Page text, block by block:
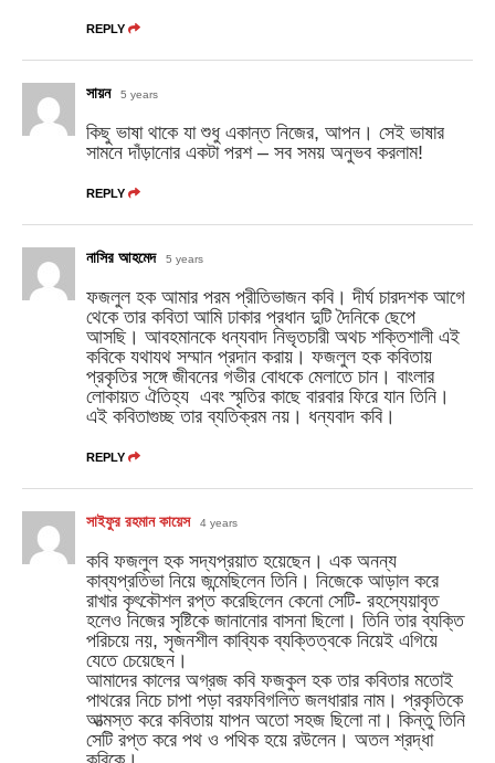
REPLY
সায়ন 5 years
কিছু ভাষা থাকে যা শুধু একান্ত নিজের, আপন। সেই ভাষার
সামনে দাঁড়ানোর একটা পরশ – সব সময় অনুভব করলাম!
REPLY
নাসির আহমেদ 5 years
ফজলুল হক আমার পরম প্রীতিভাজন কবি। দীর্ঘ চারদশক আগে
থেকে তার কবিতা আমি ঢাকার প্রধান দুটি দৈনিকে ছেপে
আসছি। আবহমানকে ধন্যবাদ নিভৃতচারী অথচ শক্তিশালী এই
কবিকে যথাযথ সম্মান প্রদান করায়। ফজলুল হক কবিতায়
প্রকৃতির সঙ্গে জীবনের গভীর বোধকে মেলাতে চান। বাংলার
লোকায়ত ঐতিহ্য ‌ এবং স্মৃতির কাছে বারবার ফিরে যান তিনি।
এই কবিতাগুচ্ছ তার ব্যতিক্রম নয়। ধন্যবাদ কবি।
REPLY
সাইফুর রহমান কায়েস 4 years
কবি ফজলুল হক সদ্যপ্রয়াত হয়েছেন। এক অনন্য
কাব্যপ্রতিভা নিয়ে জন্মেছিলেন তিনি। নিজেকে আড়াল করে
রাখার কৃৎকৌশল রপ্ত করেছিলেন কেনো সেটি- রহস্যেয়াবৃত
হলেও নিজের সৃষ্টিকে জানানোর বাসনা ছিলো। তিনি তার ব্যক্তি
পরিচয়ে নয়, সৃজনশীল কাব্যিক ব্যক্তিত্বকে নিয়েই এগিয়ে
যেতে চেয়েছেন।
আমাদের কালের অগ্রজ কবি ফজকুল হক তার কবিতার মতোই
পাথরের নিচে চাপা পড়া বরফবিগলিত জলধারার নাম। প্রকৃতিকে
আত্মস্ত করে কবিতায় যাপন অতো সহজ ছিলো না। কিন্তু তিনি
সেটি রপ্ত করে পথ ও পথিক হয়ে রউলেন। অতল শ্রদ্ধা